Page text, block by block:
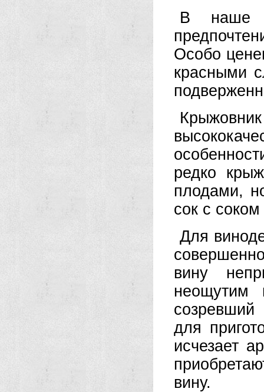
В наше
Особо
красными
Крыжовник
редко
плодами,
сок с
Для
вину
неощутим
для
исчезает
вину.